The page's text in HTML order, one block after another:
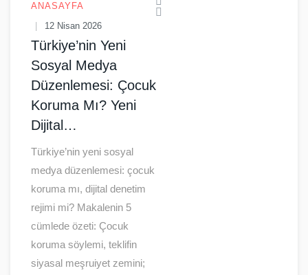
ANASAYFA
12 Nisan 2026
Türkiye’nin Yeni
Sosyal Medya
Düzenlemesi: Çocuk
Koruma Mı? Yeni
Dijital…
Türkiye’nin yeni sosyal
medya düzenlemesi: çocuk
koruma mı, dijital denetim
rejimi mi? Makalenin 5
cümlede özeti: Çocuk
koruma söylemi, teklifin
siyasal meşruiyet zemini;